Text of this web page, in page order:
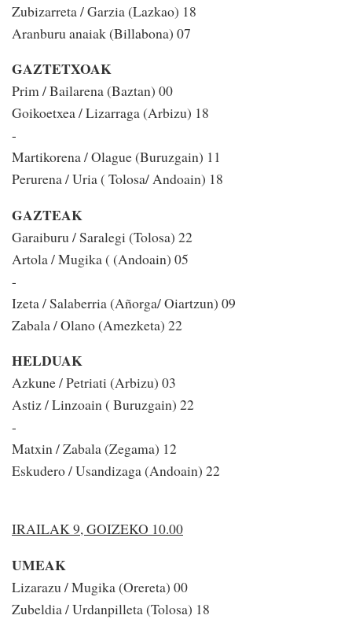
Zubizarreta / Garzia (Lazkao) 18
Aranburu anaiak (Billabona) 07
GAZTETXOAK
Prim / Bailarena (Baztan) 00
Goikoetxea / Lizarraga (Arbizu) 18
-
Martikorena / Olague (Buruzgain) 11
Perurena / Uria ( Tolosa/ Andoain) 18
GAZTEAK
Garaiburu / Saralegi (Tolosa) 22
Artola / Mugika ( (Andoain) 05
-
Izeta / Salaberria (Añorga/ Oiartzun) 09
Zabala / Olano (Amezketa) 22
HELDUAK
Azkune / Petriati (Arbizu) 03
Astiz / Linzoain ( Buruzgain) 22
-
Matxin / Zabala (Zegama) 12
Eskudero / Usandizaga (Andoain) 22
IRAILAK 9, GOIZEKO 10.00
UMEAK
Lizarazu / Mugika (Orereta) 00
Zubeldia / Urdanpilleta (Tolosa) 18